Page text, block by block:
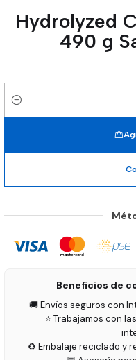
Hydrolyzed
490 g
Cantidad
Beneficios de
🚚 Envíos seguros con
⭐ Trabajamos con
♻️ Embalaje reciclado y